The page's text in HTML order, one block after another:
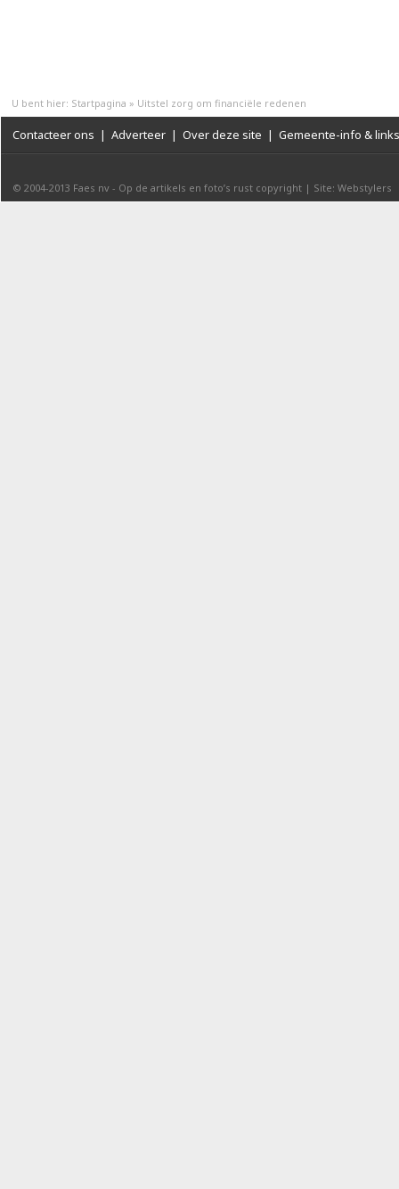
U bent hier: Startpagina » Uitstel zorg om financiële redenen
Contacteer ons | Adverteer | Over deze site | Gemeente-info & links
© 2004-2013 Faes nv - Op de artikels en foto’s rust copyright | Site: Webstylers